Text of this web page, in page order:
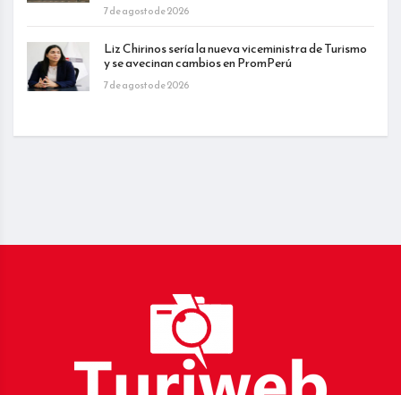
7 de agosto de 2026
Liz Chirinos sería la nueva viceministra de Turismo
y se avecinan cambios en PromPerú
7 de agosto de 2026